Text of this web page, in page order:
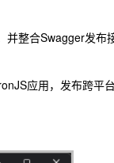
整合Swagger发布
应用，发布跨平